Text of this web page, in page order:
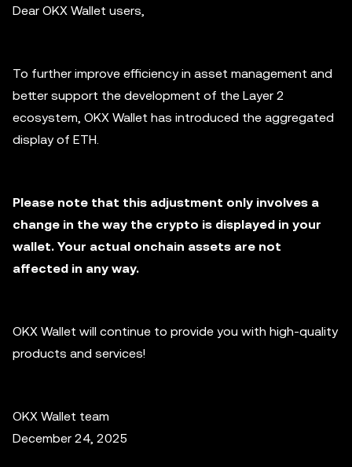
Dear OKX Wallet users,
To further improve efficiency in asset management and
better support the development of the Layer 2
ecosystem, OKX Wallet has introduced the aggregated
display of ETH.
Please note that this adjustment only involves a
change in the way the crypto is displayed in your
wallet. Your actual onchain assets are not
affected in any way.
OKX Wallet will continue to provide you with high-quality
products and services!
OKX Wallet team
December 24, 2025